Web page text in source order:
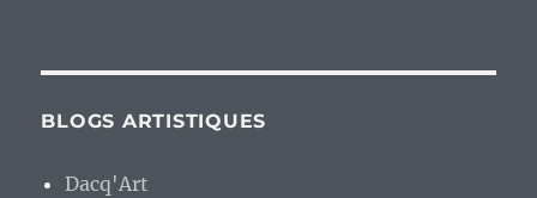
BLOGS ARTISTIQUES
Dacq'Art